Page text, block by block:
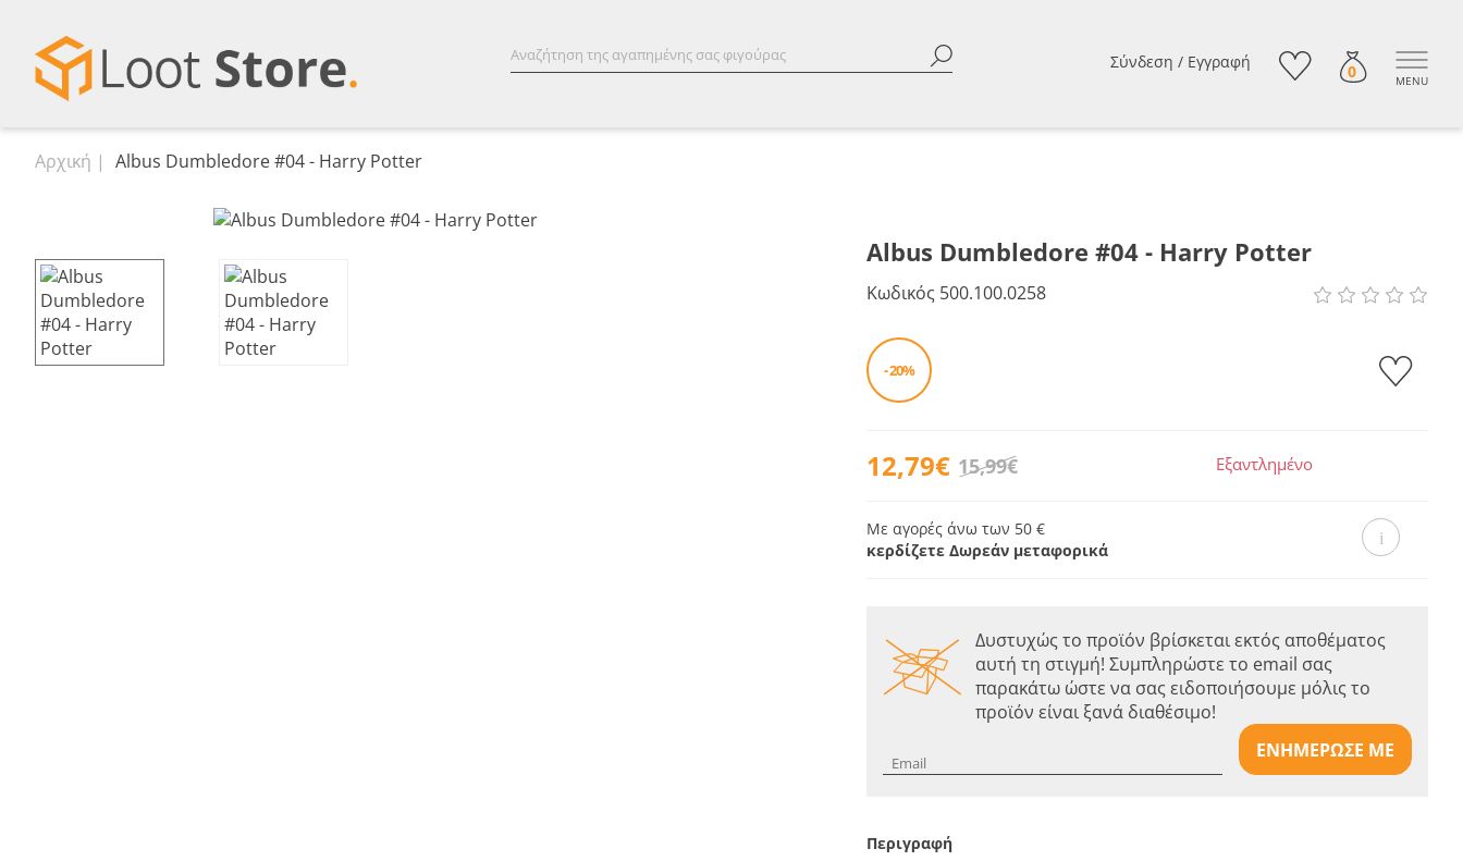
Σύνδεση / Εγγραφή 0 MENU
Αρχική Albus Dumbledore #04 - Harry Potter
Albus Dumbledore #04 - Harry Potter
Κωδικός 500.100.0258
- 20%
12,79€ 15,99€ Εξαντλημένο
Με αγορές άνω των 50 €
κερδίζετε Δωρεάν μεταφορικά
Δυστυχώς το προϊόν βρίσκεται εκτός αποθέματος
αυτή τη στιγμή! Συμπληρώστε το email σας
παρακάτω ώστε να σας ειδοποιήσουμε μόλις το
προϊόν είναι ξανά διαθέσιμο!
ΕΝΗΜΕΡΩΣΕ ΜΕ
Περιγραφή